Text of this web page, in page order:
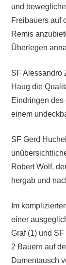
und
Freibauers auf
Remis
Überlegen
SF Alessandro
Haug die
Eindringen des
einem
SF Gerd
Robert Wolf,
hergab und
Im
einer
Graf (1) und
2 Bauern auf
Damentausch